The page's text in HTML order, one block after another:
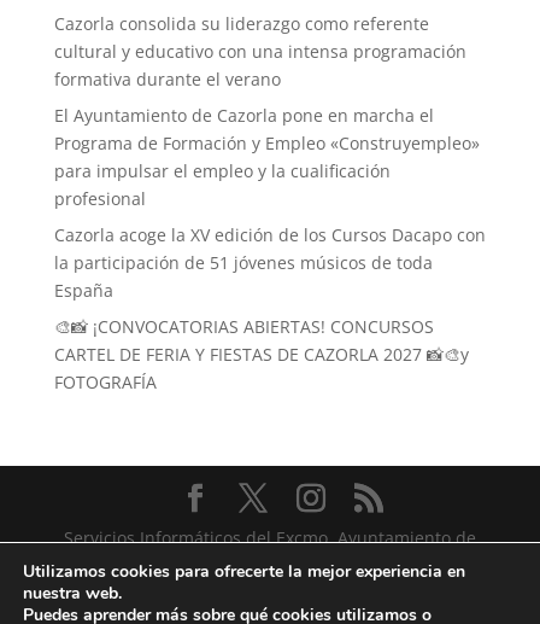
Cazorla consolida su liderazgo como referente
cultural y educativo con una intensa programación
formativa durante el verano
El Ayuntamiento de Cazorla pone en marcha el
Programa de Formación y Empleo «Construyempleo»
para impulsar el empleo y la cualificación
profesional
Cazorla acoge la XV edición de los Cursos Dacapo con
la participación de 51 jóvenes músicos de toda
España
🎨📸 ¡CONVOCATORIAS ABIERTAS! CONCURSOS
CARTEL DE FERIA Y FIESTAS DE CAZORLA 2027 📸🎨y
FOTOGRAFÍA
Servicios Informáticos del Excmo. Ayuntamiento de
Cazorla
Utilizamos cookies para ofrecerte la mejor experiencia en
nuestra web.
Puedes aprender más sobre qué cookies utilizamos o